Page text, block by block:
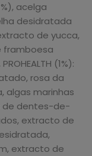
acelga
desidratada
de yucca,
framboesa
(1%):
rosa da
algas marinhas
de dentes-de-
extracto de
extracto de